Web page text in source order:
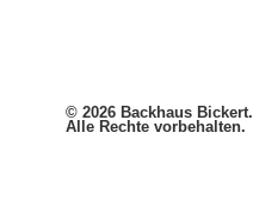
© 2026 Backhaus Bickert.
Alle Rechte vorbehalten.